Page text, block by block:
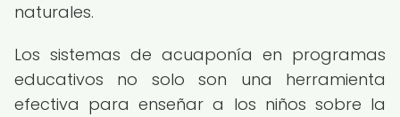
naturales.
Los sistemas de acuaponía en programas
educativos no solo son una herramienta
efectiva para enseñar a los niños sobre la